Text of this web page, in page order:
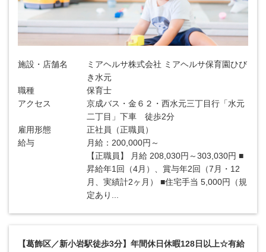
施設・店舗名
ミアヘルサ株式会社 ミアヘルサ保育園ひび
き水元
職種
保育士
アクセス
京成バス・金６２・西水元三丁目行「水元
二丁目」下車 徒歩2分
雇用形態
正社員（正職員）
給与
月給：200,000円～
【正職員】 月給 208,030円～303,030円 ■
昇給年1回（4月）、賞与年2回（7月・12
月、実績計2ヶ月） ■住宅手当 5,000円（規
定あり...
【葛飾区／新小岩駅徒歩3分】年間休日休暇128日以上☆有給